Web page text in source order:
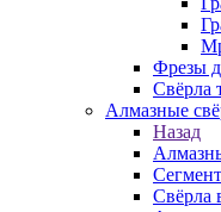
Фрезы
Свёрла
Алмазные
Назад
Свёрла